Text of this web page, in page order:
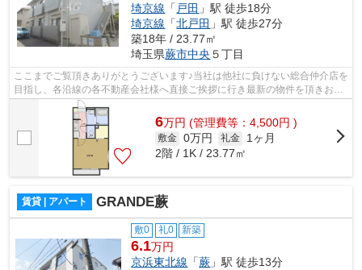
埼京線 「 戸田 」駅 徒歩18分
埼京線 「北戸田 」駅 徒歩27分
築18年 / 23.77㎡
埼玉県蕨市中央 ５丁目
ここまでご覧頂きありがとうございます♪当社は他社に負けない総合仲介店を
目指し、各沿線の各不動産会社様へ直接ご挨拶に行き最新の物件を頂きお客
様へ提供しております！最新の情報は...
6万円 (管理費等：4,500円 )
敷金 0万円 礼金
1ヶ月
2階 / 1K / 23.77㎡
賃貸 | アパート GRANDE蕨
敷0 礼0 新築
6.1万円
京浜東北線 「蕨 」駅 徒歩13分